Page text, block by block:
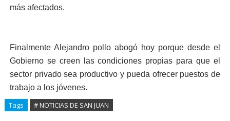
más afectados.
Finalmente Alejandro pollo abogó hoy porque desde el
Gobierno se creen las condiciones propias para que el
sector privado sea productivo y pueda ofrecer puestos de
trabajo a los jóvenes.
Tags # NOTICIAS DE SAN JUAN